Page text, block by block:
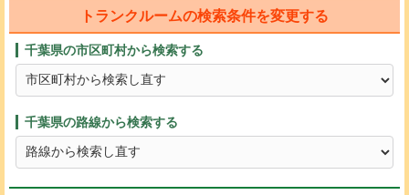
トランクルームの検索条件を変更する
千葉県の市区町村から検索する
千葉県の路線から検索する